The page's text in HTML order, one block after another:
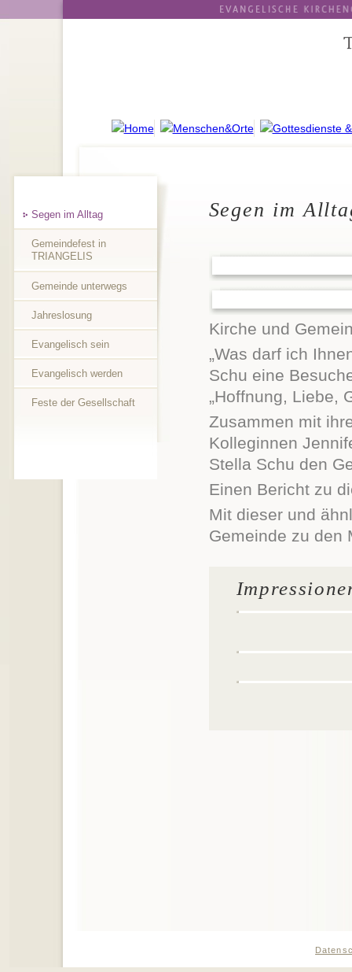
Segen im Alltag
Gemeindefest in
TRIANGELIS
Gemeinde unterwegs
Jahreslosung
Evangelisch sein
Evangelisch werden
Feste der Gesellschaft
Segen im
Kirche und
„Was darf ich
Schu eine
„Hoffnung, Liebe,
Zusammen mit
Kolleginnen
Stella Schu den
Einen Bericht zu
Mit dieser und
Gemeinde zu den